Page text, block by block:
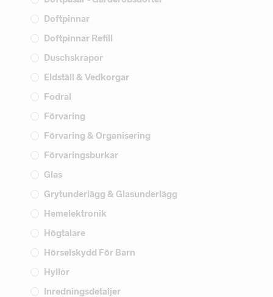
Doftpinnar
Doftpinnar Refill
Duschskrapor
Eldställ & Vedkorgar
Fodral
Förvaring
Förvaring & Organisering
Förvaringsburkar
Glas
Grytunderlägg & Glasunderlägg
Hemelektronik
Högtalare
Hörselskydd För Barn
Hyllor
Inredningsdetaljer